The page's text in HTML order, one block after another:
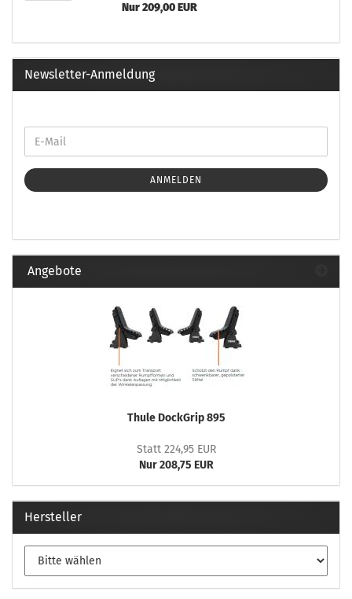
Nur 209,00 EUR
Newsletter-Anmeldung
ANMELDEN
Angebote
Thule DockGrip 895
Statt 224,95 EUR
Nur 208,75 EUR
Hersteller